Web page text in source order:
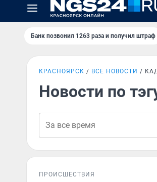
Банк позвонил 1263 раза и получил штраф
КРАСНОЯРСК ВСЕ НОВОСТИ
Новости по
ПРОИСШЕСТВИЯ